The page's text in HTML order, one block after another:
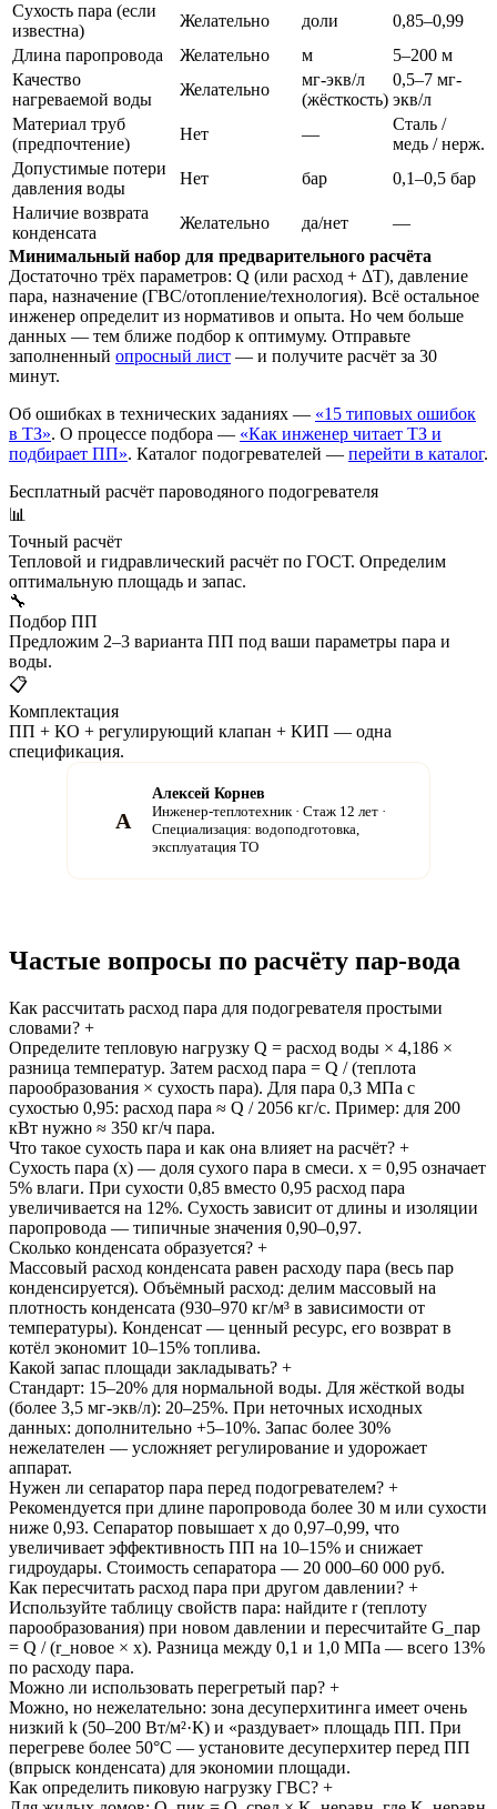
Сухость пара (если
известна)
Желательно доли
0,85–0,99
Длина паропровода
Желательно м
5–200 м
Качество
нагреваемой воды
Желательно
мг-экв/л
(жёсткость)
0,5–7 мг-
экв/л
Материал труб
(предпочтение)
Нет —
Сталь /
медь / нерж.
Допустимые потери
давления воды
Нет бар
0,1–0,5 бар
Наличие возврата
конденсата
Желательно да/нет
—
Минимальный набор для предварительного расчёта
Достаточно трёх параметров: Q (или расход + ΔT), давление
пара, назначение (ГВС/отопление/технология). Всё остальное
инженер определит из нормативов и опыта. Но чем больше
данных — тем ближе подбор к оптимуму. Отправьте
заполненный опросный лист — и получите расчёт за 30
минут.
Об ошибках в технических заданиях — «15 типовых ошибок
в ТЗ». О процессе подбора — «Как инженер читает ТЗ и
подбирает ПП». Каталог подогревателей — перейти в каталог.
Бесплатный расчёт пароводяного подогревателя
📊
Точный расчёт
Тепловой и гидравлический расчёт по ГОСТ. Определим
оптимальную площадь и запас.
🔧
Подбор ПП
Предложим 2–3 варианта ПП под ваши параметры пара и
воды.
📋
Комплектация
ПП + КО + регулирующий клапан + КИП — одна
спецификация.
А
Алексей Корнев
Инженер-теплотехник · Стаж 12 лет ·
Специализация: водоподготовка,
эксплуатация ТО
Частые вопросы по расчёту пар-вода
Как рассчитать расход пара для подогревателя простыми
словами? +
Определите тепловую нагрузку Q = расход воды × 4,186 ×
разница температур. Затем расход пара = Q / (теплота
парообразования × сухость пара). Для пара 0,3 МПа с
сухостью 0,95: расход пара ≈ Q / 2056 кг/с. Пример: для 200
кВт нужно ≈ 350 кг/ч пара.
Что такое сухость пара и как она влияет на расчёт? +
Сухость пара (x) — доля сухого пара в смеси. x = 0,95 означает
5% влаги. При сухости 0,85 вместо 0,95 расход пара
увеличивается на 12%. Сухость зависит от длины и изоляции
паропровода — типичные значения 0,90–0,97.
Сколько конденсата образуется? +
Массовый расход конденсата равен расходу пара (весь пар
конденсируется). Объёмный расход: делим массовый на
плотность конденсата (930–970 кг/м³ в зависимости от
температуры). Конденсат — ценный ресурс, его возврат в
котёл экономит 10–15% топлива.
Какой запас площади закладывать? +
Стандарт: 15–20% для нормальной воды. Для жёсткой воды
(более 3,5 мг-экв/л): 20–25%. При неточных исходных
данных: дополнительно +5–10%. Запас более 30%
нежелателен — усложняет регулирование и удорожает
аппарат.
Нужен ли сепаратор пара перед подогревателем? +
Рекомендуется при длине паропровода более 30 м или сухости
ниже 0,93. Сепаратор повышает x до 0,97–0,99, что
увеличивает эффективность ПП на 10–15% и снижает
гидроудары. Стоимость сепаратора — 20 000–60 000 руб.
Как пересчитать расход пара при другом давлении? +
Используйте таблицу свойств пара: найдите r (теплоту
парообразования) при новом давлении и пересчитайте G_пар
= Q / (r_новое × x). Разница между 0,1 и 1,0 МПа — всего 13%
по расходу пара.
Можно ли использовать перегретый пар? +
Можно, но нежелательно: зона десуперхитинга имеет очень
низкий k (50–200 Вт/м²·К) и «раздувает» площадь ПП. При
перегреве более 50°C — установите десуперхитер перед ПП
(впрыск конденсата) для экономии площади.
Как определить пиковую нагрузку ГВС? +